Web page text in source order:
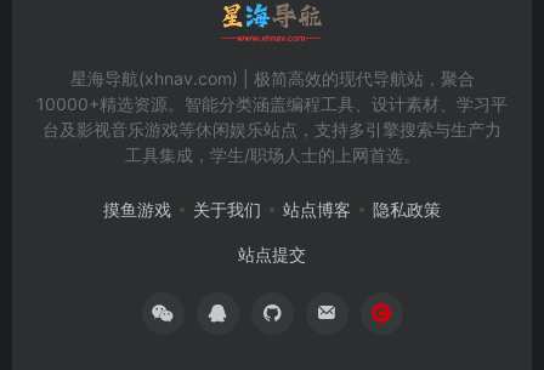
星海导航(xhnav.com) | 极简高效的现代导航站，聚合
10000+精选资源。智能分类涵盖编程工具、设计素材、学习平
台及影视音乐游戏等休闲娱乐站点，支持多引擎搜索与生产力
工具集成，学生/职场人士的上网首选。
摸鱼游戏 关于我们 站点博客 隐私政策
站点提交